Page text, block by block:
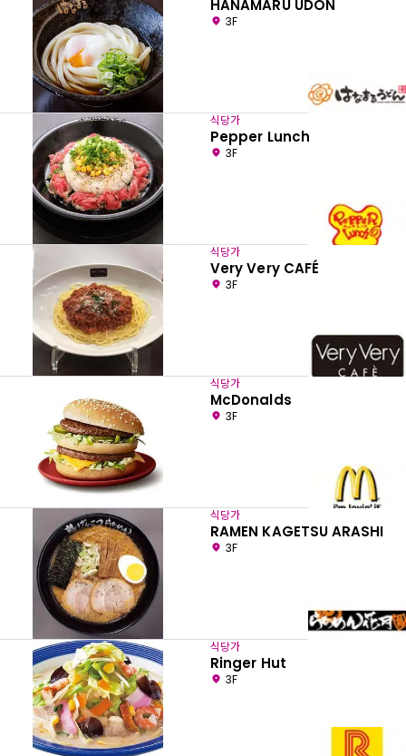
HANAMARU UDON
3F
식당가
Pepper Lunch
3F
식당가
Very Very CAFÉ
3F
식당가
McDonalds
3F
식당가
RAMEN KAGETSU ARASHI
3F
식당가
Ringer Hut
3F